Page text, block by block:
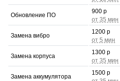
Обновление ПО
900 р
Замена вибро
1200 р
Замена корпуса
1300 р
Замена аккумулятора
1500 р